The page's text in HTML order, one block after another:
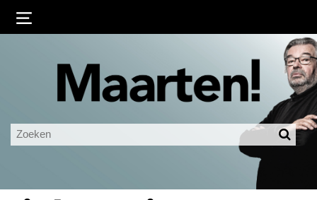
Ingelogd blijven
LOGIN